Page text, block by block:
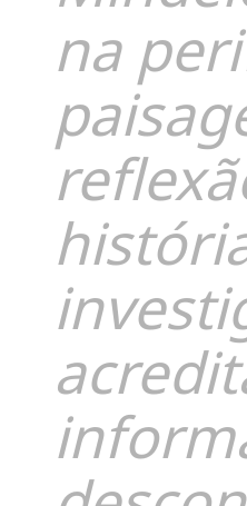
na